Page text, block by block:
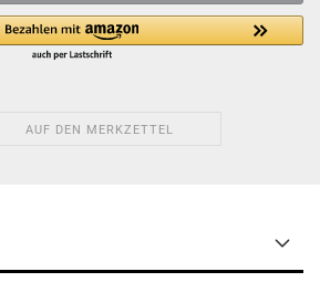
AUF DEN MERKZETTEL